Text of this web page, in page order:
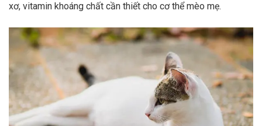
Chính sách bảo hành Chính sách bảo mật
Chính sách đổi trả
LIÊN HỆ
xơ, vitamin khoáng chất cần thiết cho cơ thể mèo mẹ.